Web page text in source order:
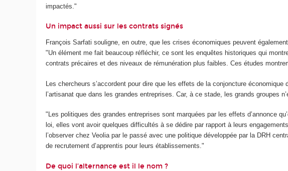
impactés."
Un impact aussi sur les contrats signés
François Sarfati souligne, en outre, que les crises économiques peuvent
"Un élément me fait beaucoup réfléchir, ce sont les enquêtes historiques qui
contrats précaires et des niveaux de rémunération plus faibles. Ces études
Les chercheurs s’accordent pour dire que les effets de la conjoncture
l’artisanat que dans les grandes entreprises. Car, à ce stade, les grands groupes
"Les politiques des grandes entreprises sont marquées par les effets d’annonce
loi, elles vont avoir quelques difficultés à se dédire par rapport à leurs
l’observer chez Veolia par le passé avec une politique développée par la DRH
de recrutement d’apprentis pour leurs établissements."
De quoi l’alternance est il le nom ?